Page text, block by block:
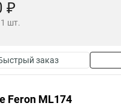
₽
шт.
заказ
Feron ML174